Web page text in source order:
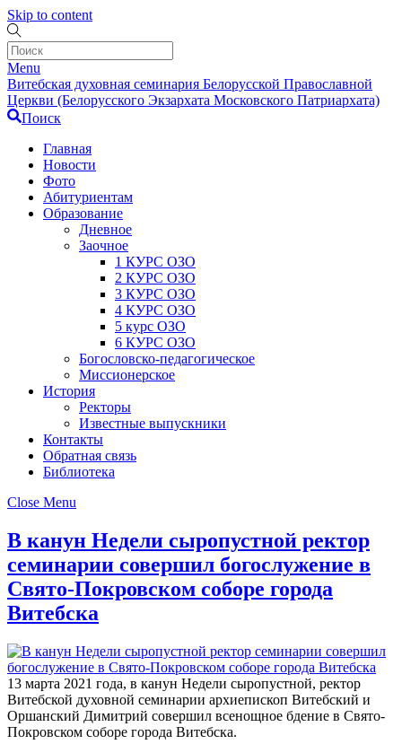
Skip to content
Menu
Витебская духовная семинария Белорусской Православной
Церкви (Белорусского Экзархата Московского Патриархата)
Поиск
Главная
Новости
Фото
Абитуриентам
Образование
Дневное
Заочное
1 КУРС ОЗО
2 КУРС ОЗО
3 КУРС ОЗО
4 КУРС ОЗО
5 курс ОЗО
6 КУРС ОЗО
Богословско-педагогическое
Миссионерское
История
Ректоры
Известные выпускники
Контакты
Обратная связь
Библиотека
Close Menu
В канун Недели сыропустной ректор
семинарии совершил богослужение в
Свято-Покровском соборе города
Витебска
13 марта 2021 года, в канун Недели сыропустной, ректор
Витебской духовной семинарии архиепископ Витебский и
Оршанский Димитрий совершил всенощное бдение в Свято-
Покровском соборе города Витебска.